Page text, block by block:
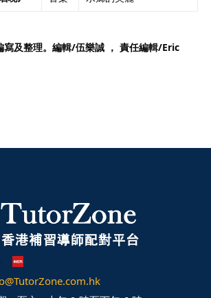
寫及整理。編輯/伍樂誠 ， 責任編輯/Eric